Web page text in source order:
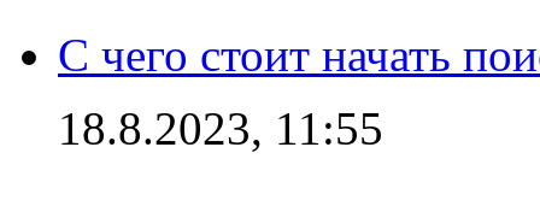
С чего стоит начать
18.8.2023, 11:55